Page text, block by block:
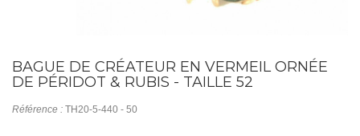
BAGUE DE CRÉATEUR EN VERMEIL ORNÉE
DE PÉRIDOT & RUBIS - TAILLE 52
Référence : TH20-5-440 - 50